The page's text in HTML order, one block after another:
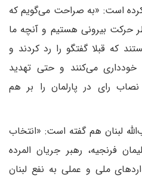
است: «به صراحت می‌گویم که
حرکت بیرونی هستیم و آنچه ما
که قبلا گفتگو را رد کردند و
خودداری می‌کنند و حتی تهدید
رای در پارلمان را بر هم
لبنان هم گفته است: «انتخاب
فرنجیه، رهبر جریان المرده
ملی و عملی به نفع لبنان